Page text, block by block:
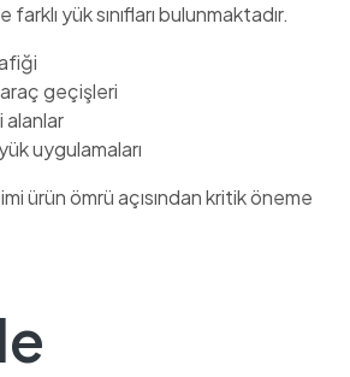
farklı yük sınıfları bulunmaktadır.
geçişleri
alanlar
uygulamaları
ürün ömrü açısından kritik öneme